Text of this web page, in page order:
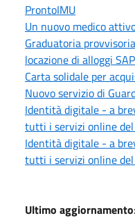
ProntoIMU
Un nuovo medico
Graduatoria
locazione di alloggi
Carta solidale per
Nuovo servizio di
Identità digitale - a
tutti i servizi online del
Identità digitale - a
tutti i servizi online del
Ultimo aggiornamento